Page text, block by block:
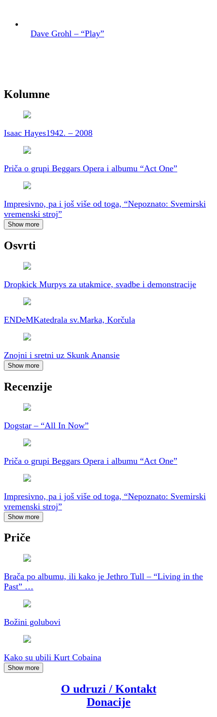
Dave Grohl – “Play”
Kolumne
Isaac Hayes1942. – 2008
Priča o grupi Beggars Opera i albumu “Act One”
Impresivno, pa i još više od toga, “Nepoznato: Svemirski
vremenski stroj”
Show more
Osvrti
Dropkick Murpys za utakmice, svadbe i demonstracije
ENDeMKatedrala sv.Marka, Korčula
Znojni i sretni uz Skunk Anansie
Show more
Recenzije
Dogstar – “All In Now”
Priča o grupi Beggars Opera i albumu “Act One”
Impresivno, pa i još više od toga, “Nepoznato: Svemirski
vremenski stroj”
Show more
Priče
Brača po albumu, ili kako je Jethro Tull – “Living in the
Past” …
Božini golubovi
Kako su ubili Kurt Cobaina
Show more
O udruzi / Kontakt
Donacije